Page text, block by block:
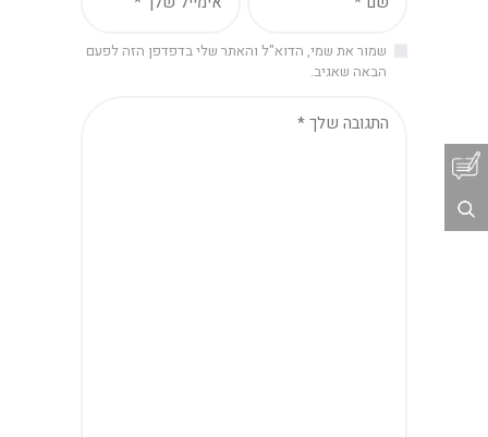
שמור את שמי, הדוא"ל והאתר שלי בדפדפן הזה לפעם
הבאה שאגיב.